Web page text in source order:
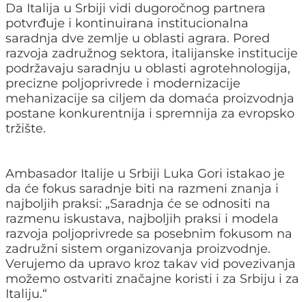
Da Italija u Srbiji vidi dugoročnog partnera
potvrđuje i kontinuirana institucionalna
saradnja dve zemlje u oblasti agrara. Pored
razvoja zadružnog sektora, italijanske institucije
podržavaju saradnju u oblasti agrotehnologija,
precizne poljoprivrede i modernizacije
mehanizacije sa ciljem da domaća proizvodnja
postane konkurentnija i spremnija za evropsko
tržište.
Ambasador Italije u Srbiji Luka Gori istakao je
da će fokus saradnje biti na razmeni znanja i
najboljih praksi: „Saradnja će se odnositi na
razmenu iskustava, najboljih praksi i modela
razvoja poljoprivrede sa posebnim fokusom na
zadružni sistem organizovanja proizvodnje.
Verujemo da upravo kroz takav vid povezivanja
možemo ostvariti značajne koristi i za Srbiju i za
Italiju.“